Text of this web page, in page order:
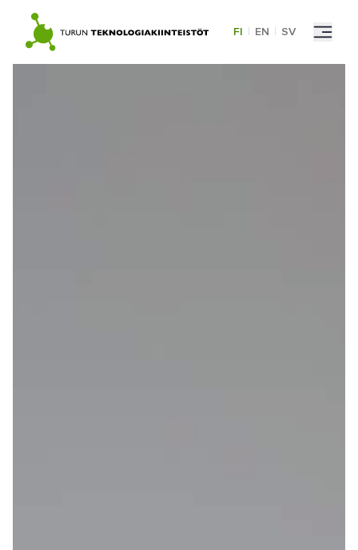
content
FI | EN | SV